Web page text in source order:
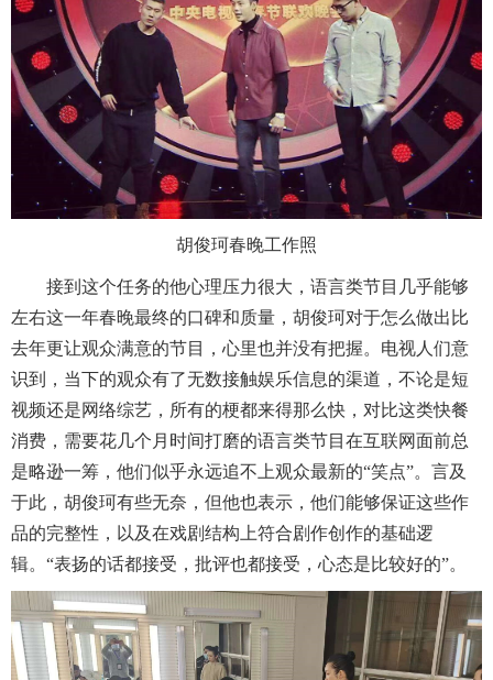
胡俊珂春晚工作照
接到这个任务的他心理压力很大，语言类节目几乎能够
左右这一年春晚最终的口碑和质量，胡俊珂对于怎么做出比
去年更让观众满意的节目，心里也并没有把握。电视人们意
识到，当下的观众有了无数接触娱乐信息的渠道，不论是短
视频还是网络综艺，所有的梗都来得那么快，对比这类快餐
消费，需要花几个月时间打磨的语言类节目在互联网面前总
是略逊一筹，他们似乎永远追不上观众最新的“笑点”。言及
于此，胡俊珂有些无奈，但他也表示，他们能够保证这些作
品的完整性，以及在戏剧结构上符合剧作创作的基础逻
辑。“表扬的话都接受，批评也都接受，心态是比较好的”。